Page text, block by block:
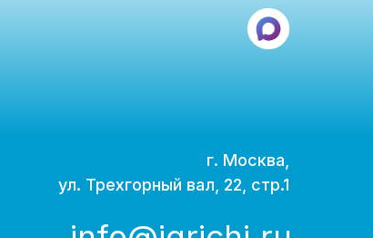
г. Москва,
ул. Трехгорный вал, 22, стр.1